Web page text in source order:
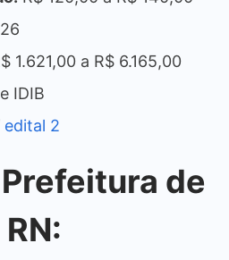
1.621,00 a R$ 6.165,00
IDIB
edital 2
de